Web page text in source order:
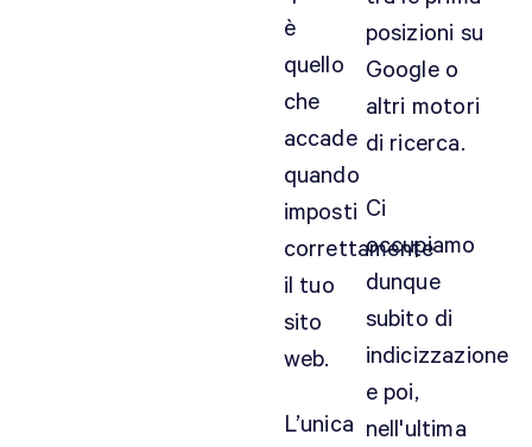
è
quello
che
accade
quando
imposti
correttamente
il tuo
sito
web.
L’unica
posizioni su
Google o
altri motori
di ricerca.
Ci
occupiamo
dunque
subito di
indicizzazione
e poi,
nell'ultima